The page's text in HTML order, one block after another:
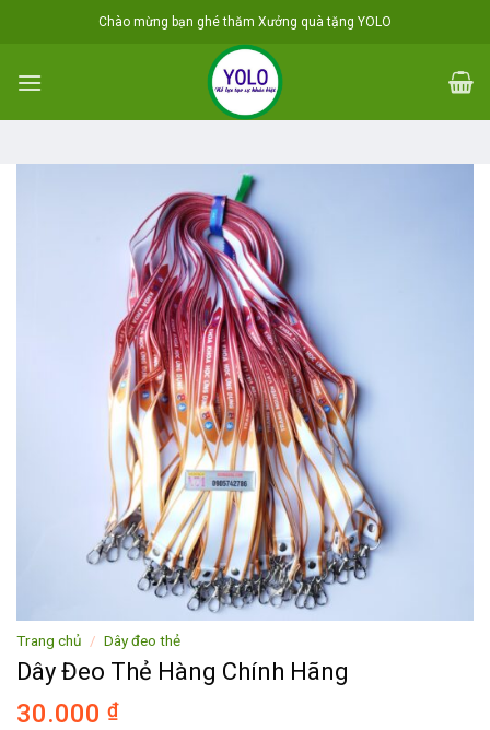
Chào mừng bạn ghé thăm Xưởng quà tặng YOLO
Trang chủ / Dây đeo thẻ
Dây Đeo Thẻ Hàng Chính Hãng
30.000 ₫